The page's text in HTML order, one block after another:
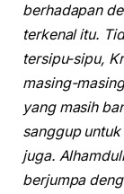
berhadapan
terkenal itu.
tersipu-sipu,
masing-
yang masih
sanggup
juga.
berjumpa